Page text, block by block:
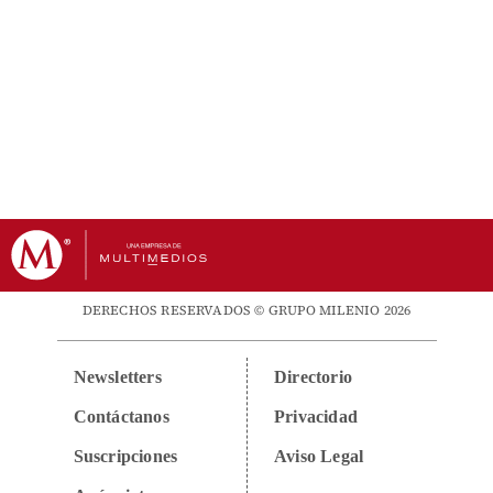
DERECHOS RESERVADOS © GRUPO MILENIO 2026
Newsletters
Contáctanos
Suscripciones
Directorio
Privacidad
Aviso Legal